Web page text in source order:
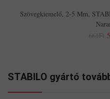
Szövegkiemelő, 2-5 Mm,
STABILO gyártó